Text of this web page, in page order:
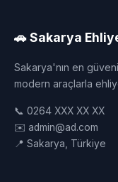
🚗 Sakarya
Sakarya'nın en
modern araçlarla
📞 0264 XXX XX XX
✉️ admin@ad.com
📍 Sakarya, Türkiye